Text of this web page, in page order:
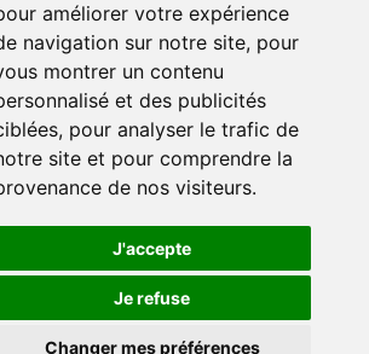
améliorer votre expérience
navigation sur notre site, pour
montrer un contenu
et des publicités
pour analyser le trafic de
site et pour comprendre la
de nos visiteurs.
J'accepte
Je refuse
Changer mes préférences
spam, les commentaires ne
identifiées et sont
suis sincèrement désolé
causé…)